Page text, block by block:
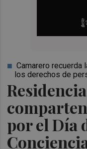
por el Día
Camarero recuerda
los derechos de